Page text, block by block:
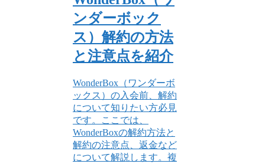
ンダーボック
ス）解約の方法
と注意点を紹介
WonderBox（ワンダーボ
ックス）の入会前、解約
について知りたい方必見
です。ここでは、
WonderBoxの解約方法と
解約の注意点、返金など
について解説します。複